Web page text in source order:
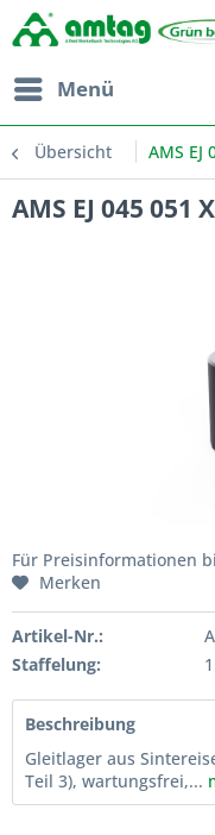
Menü
Übersicht AMS EJ
AMS EJ 045 051
Für Preisinformationen
Merken
Artikel-Nr.:
Staffelung:
1
Beschreibung
Gleitlager aus
Teil 3), wartungsfrei,...